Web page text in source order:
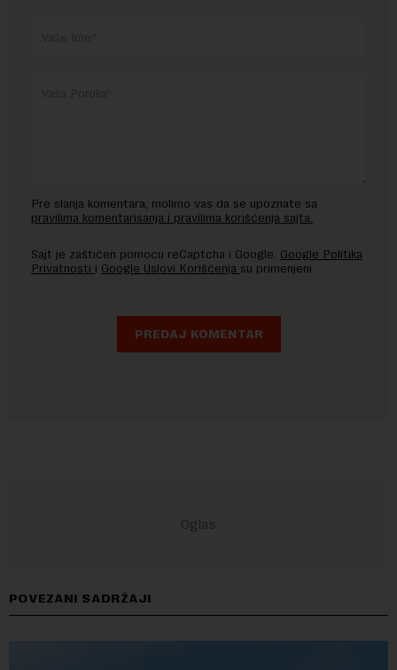
Pre slanja komentara, molimo vas da se upoznate sa
pravilima komentarisanja i pravilima korišćenja sajta.
Sajt je zaštićen pomocu reCaptcha i Google. Google Politika
Privatnosti i Google Uslovi Korišćenja su primenjeni.
POVEZANI SADRŽAJI